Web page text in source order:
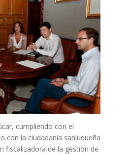
cumpliendo con el
con la ciudadanía sanluqueña
fiscalizadora de la gestión de